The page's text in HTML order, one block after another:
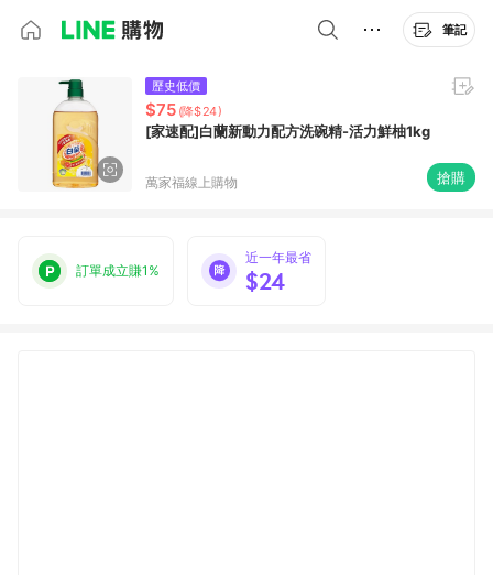
筆記
歷史低價
$75 (降$24)
[家速配]白蘭新動力配方洗碗精-活力鮮柚1kg
萬家福線上購物 搶購
訂單成立賺1%
近一年最省
$24